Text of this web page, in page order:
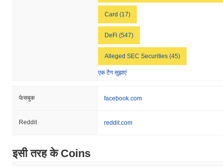
Card (17)
DeFi (547)
Alleged SEC Securities (45)
एक टैग सुझाएं
फेसबुक facebook.com
Reddit reddit.com
इसी तरह के Coins